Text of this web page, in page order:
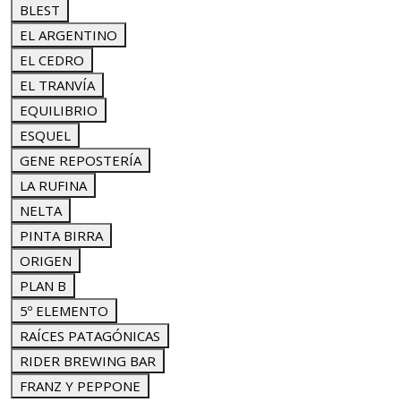
BLEST
EL ARGENTINO
EL CEDRO
EL TRANVÍA
EQUILIBRIO
ESQUEL
GENE REPOSTERÍA
LA RUFINA
NELTA
PINTA BIRRA
ORIGEN
PLAN B
5º ELEMENTO
RAÍCES PATAGÓNICAS
RIDER BREWING BAR
FRANZ Y PEPPONE